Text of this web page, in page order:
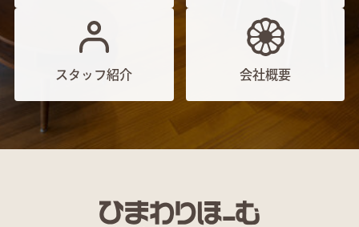
スタッフ紹介 会社概要